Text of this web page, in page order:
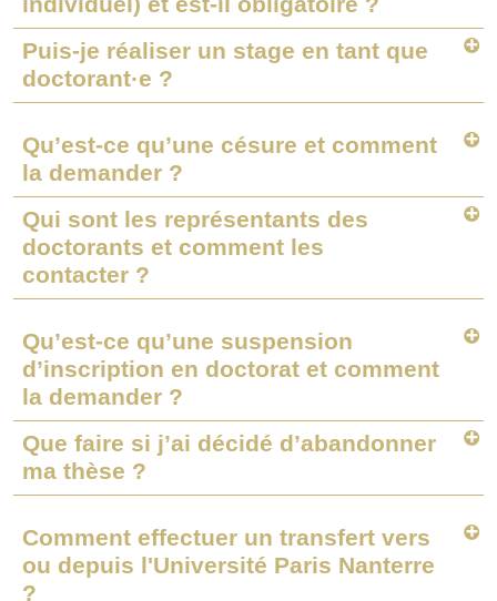
Puis-je réaliser un stage en tant que
doctorant·e ?
Qu’est-ce qu’une césure et comment
la demander ?
Qui sont les représentants des
doctorants et comment les
contacter ?
Qu’est-ce qu’une suspension
d’inscription en doctorat et comment
la demander ?
Que faire si j’ai décidé d’abandonner
ma thèse ?
Comment effectuer un transfert vers
ou depuis l'Université Paris Nanterre
?